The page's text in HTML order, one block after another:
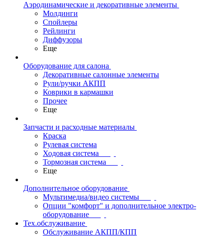
Аэродинамические и декоративные элементы
Молдинги
Спойлеры
Рейлинги
Диффузоры
Еще
Оборудование для салона
Декоративные салонные элементы
Рули/ручки АКПП
Коврики в кармашки
Прочее
Еще
Запчасти и расходные материалы
Краска
Рулевая система
Ходовая система
Тормозная система
Еще
Дополнительное оборудование
Мультимедиа/видео системы
Опции "комфорт" и дополнительное электро-
оборудование
Тех.обслуживание
Обслуживание АКПП/КПП